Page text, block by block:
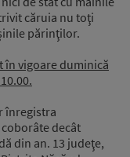
căruia nu toţi
părinţilor.
în vigoare duminică
înregistra
decât
din an. 13 judeţe,